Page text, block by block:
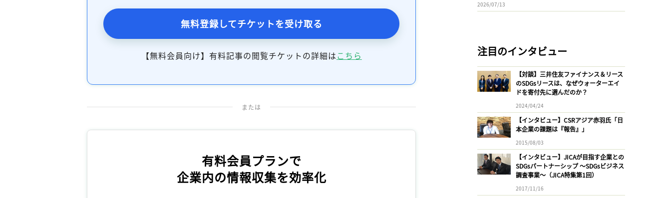
無料登録してチケットを受け取る
【無料会員向け】有料記事の閲覧チケットの詳細はこちら
または
有料会員プランで
企業内の情報収集を効率化
2026/07/13
注目のインタビュー
【対談】三井住友ファイナンス＆リース
のSDGsリースは、なぜウォーターエイ
ドを寄付先に選んだのか？
2024/04/24
【インタビュー】CSRアジア赤羽氏「日
本企業の課題は『報告』」
2015/08/03
【インタビュー】JICAが目指す企業との
SDGsパートナーシップ 〜SDGsビジネス
調査事業〜（JICA特集第1回）
2017/11/16
記事をお気に入りに保存するには
ログイン